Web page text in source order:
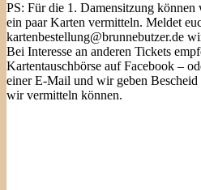
PS: Für die 1. Damensitzung
ein paar Karten vermitteln. Meldet
kartenbestellung@brunnebutzer.de
Bei Interesse an anderen Tickets
Kartentauschbörse auf Facebook –
einer E-Mail und wir geben
wir vermitteln können.